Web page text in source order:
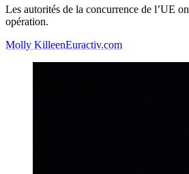
Les autorités de la concurrence de l’UE
opération.
Molly KilleenEuractiv.com